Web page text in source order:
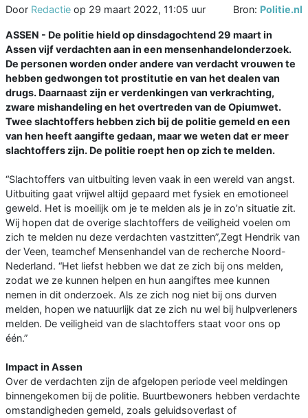
Door Redactie op 29 maart 2022, 11:05 uur Bron: Politie.nl
ASSEN - De politie hield op dinsdagochtend 29 maart in
Assen vijf verdachten aan in een mensenhandelonderzoek.
De personen worden onder andere van verdacht vrouwen te
hebben gedwongen tot prostitutie en van het dealen van
drugs. Daarnaast zijn er verdenkingen van verkrachting,
zware mishandeling en het overtreden van de Opiumwet.
Twee slachtoffers hebben zich bij de politie gemeld en een
van hen heeft aangifte gedaan, maar we weten dat er meer
slachtoffers zijn. De politie roept hen op zich te melden.
“Slachtoffers van uitbuiting leven vaak in een wereld van angst.
Uitbuiting gaat vrijwel altijd gepaard met fysiek en emotioneel
geweld. Het is moeilijk om je te melden als je in zo’n situatie zit.
Wij hopen dat de overige slachtoffers de veiligheid voelen om
zich te melden nu deze verdachten vastzitten”,Zegt Hendrik van
der Veen, teamchef Mensenhandel van de recherche Noord-
Nederland. “Het liefst hebben we dat ze zich bij ons melden,
zodat we ze kunnen helpen en hun aangiftes mee kunnen
nemen in dit onderzoek. Als ze zich nog niet bij ons durven
melden, hopen we natuurlijk dat ze zich nu wel bij hulpverleners
melden. De veiligheid van de slachtoffers staat voor ons op
één.”
Impact in Assen
Over de verdachten zijn de afgelopen periode veel meldingen
binnengekomen bij de politie. Buurtbewoners hebben verdachte
omstandigheden gemeld, zoals geluidsoverlast of